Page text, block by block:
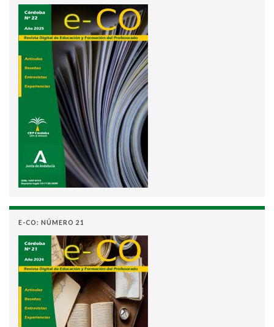
E-CO: NÚMERO 21